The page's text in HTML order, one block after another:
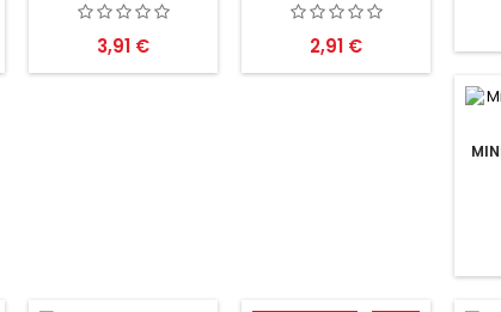
Preis
3,91 € Preis
2,91 €